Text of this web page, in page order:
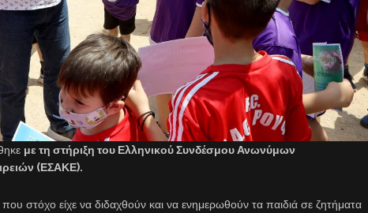
με τη στήριξη του Ελληνικού Συνδέσμου Ανωνύμων
(ΕΣΑΚΕ).
στόχο είχε να διδαχθούν και να ενημερωθούν τα παιδιά σε ζητήματα